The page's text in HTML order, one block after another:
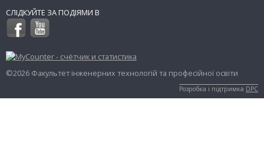
СЛІДКУЙТЕ ЗА ПОДІЯМИ В
©2026 Факультет інженерних технологій та професійної освіти
Розробка і підтримка DPC